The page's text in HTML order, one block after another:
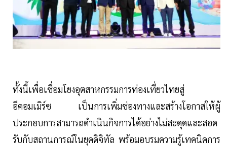
ทั้งนี้เพื่อเชื่อมโยงอุตสาหกรรมการท่องเที่ยวไทยสู่
อีคอมเมิร์ซ เป็นการเพิ่มช่องทางและสร้างโอกาสให้ผู้
ประกอบการสามารถดำเนินกิจการได้อย่างไม่สะดุดและสอด
รับกับสถานการณ์ในยุคดิจิทัล พร้อมอบรมความรู้เทคนิคการ